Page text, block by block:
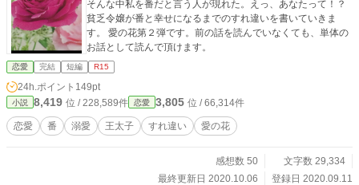
そんな中私を番だと言う人が現れた。えっ、あなたって！？
貧乏令嬢が番と幸せになるまでのすれ違いを書いていきま
す。 愛の花第２弾です。前の話を読んでいなくても、単体の
お話として読んで頂けます。
恋愛 完結 短編 R15
24h.ポイント 149pt
小説 8,419 位 / 228,589件 恋愛 3,805 位 / 66,314件
恋愛 番 溺愛 王太子 すれ違い 愛の花
感想数 50
文字数 29,334
最終更新日 2020.10.06
登録日 2020.09.11